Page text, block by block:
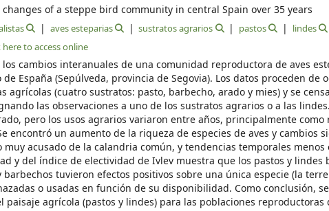
of a steppe bird community in central Spain over 35 years
aves esteparias sustratos agrarios pastos lindes
here to access online
los cambios interanuales de una comunidad reproductora de aves
España (Sepúlveda, provincia de Segovia). Los datos proceden
agrícolas (cuatro sustratos: pasto, barbecho, arado y mies) y se
las observaciones a uno de los sustratos agrarios o a las
pero los usos agrarios variaron entre años, principalmente
encontró un aumento de la riqueza de especies de aves y cambios
muy acusado de la calandria común, y tendencias temporales
y del índice de electividad de Ivlev muestra que los pastos y lindes
tuvieron efectos positivos sobre una única especie (la
o usadas en función de su disponibilidad. Como conclusión,
paisaje agrícola (pastos y lindes) para las poblaciones reproductoras